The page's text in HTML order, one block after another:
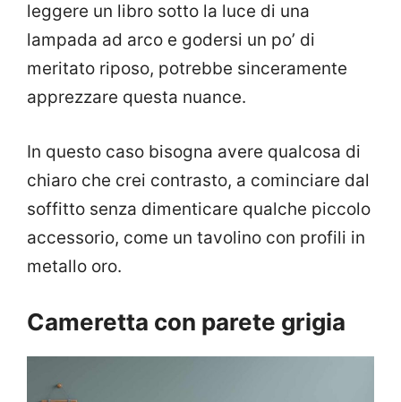
leggere un libro sotto la luce di una
lampada ad arco e godersi un po’ di
meritato riposo, potrebbe sinceramente
apprezzare questa nuance.
In questo caso bisogna avere qualcosa di
chiaro che crei contrasto, a cominciare dal
soffitto senza dimenticare qualche piccolo
accessorio, come un tavolino con profili in
metallo oro.
Cameretta con parete grigia